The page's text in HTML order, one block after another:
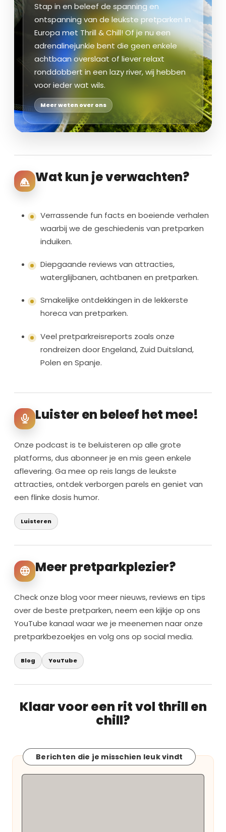
Stap in en beleef de spanning en
ontspanning van de leukste pretparken in
Europa met Thrill & Chill! Of je nu een
adrenalinejunkie bent die geen enkele
achtbaan overslaat of liever relaxt
ronddobbert in een lazy river, wij hebben
voor ieder wat wils.
Meer weten over ons
Wat kun je verwachten?
Verrassende fun facts en boeiende verhalen
waarbij we de geschiedenis van pretparken
induiken.
Diepgaande reviews van attracties,
waterglijbanen, achtbanen en pretparken.
Smakelijke ontdekkingen in de lekkerste
horeca van pretparken.
Veel pretparkreisreports zoals onze
rondreizen door Engeland, Zuid Duitsland,
Polen en Spanje.
Luister en beleef het mee!
Onze podcast is te beluisteren op alle grote
platforms, dus abonneer je en mis geen enkele
aflevering. Ga mee op reis langs de leukste
attracties, ontdek verborgen parels en geniet van
een flinke dosis humor.
Luisteren
Meer pretparkplezier?
Check onze blog voor meer nieuws, reviews en tips
over de beste pretparken, neem een kijkje op ons
YouTube kanaal waar we je meenemen naar onze
pretparkbezoekjes en volg ons op social media.
Blog YouTube
Klaar voor een rit vol thrill en
chill?
Berichten die je misschien leuk vindt